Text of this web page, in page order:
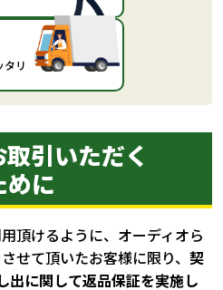
タリ
引いただく
めに
頂けるように、オーディオら
せて頂いたお客様に限り、 契
出に関して返品保証を実施し